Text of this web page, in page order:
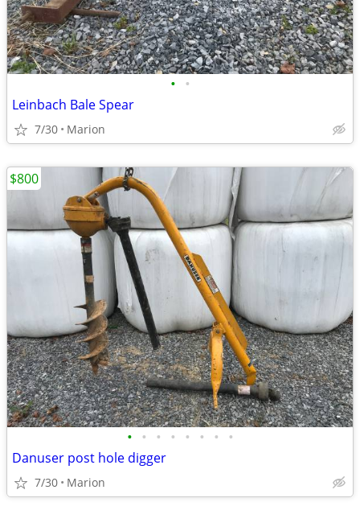
• •
Leinbach Bale Spear
7/30 Marion
• • • • • • • •
Danuser post hole digger
7/30 Marion
$800